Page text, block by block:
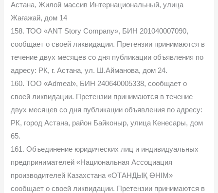
Астана, Жилой массив Интернациональный, улица
Жағажай, дом 14
158. ТОО «ANT Story Company», БИН 201040007090,
сообщает о своей ликвидации. Претензии принимаются в
течение двух месяцев со дня публикации объявления по
адресу: РК, г. Астана, ул. Ш.Айманова, дом 24.
160. ТОО «Admeal», БИН 240640005338, сообщает о
своей ликвидации. Претензии принимаются в течение
двух месяцев со дня публикации объявления по адресу:
РК, город Астана, район Байконыр, улица Кенесары, дом
65.
161. Объединение юридических лиц и индивидуальных
предпринимателей «Национальная Ассоциация
производителей Казахстана «ОТАНДЫҚ ӨНІМ»
сообщает о своей ликвидации. Претензии принимаются в